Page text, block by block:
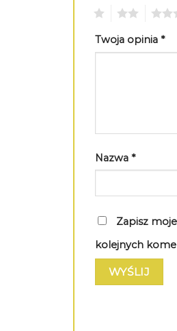
Twoja opinia *
Nazwa *
Zapisz
kolejnych